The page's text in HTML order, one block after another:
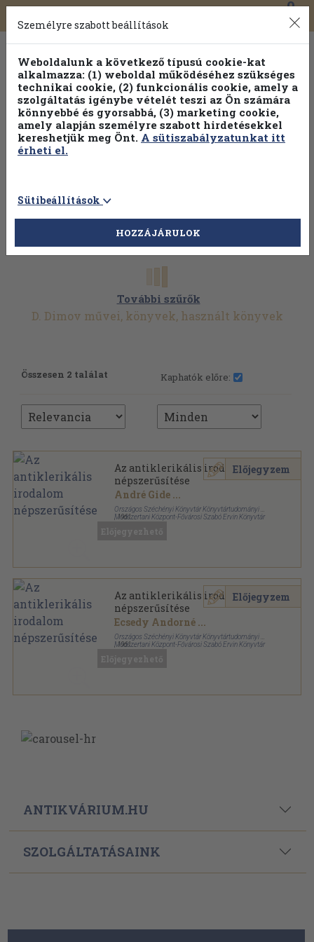
Toggle
navigation
0
További szűrők
D. Dimov művei, könyvek, használt könyvek
Összesen 2 találat Kaphatók előre:
Az antiklerikális irodalom
népszerűsítése
André Gide ...
Országos Széchényi Könyvtár Könyvtártudományi és
Módszertani Központ-Fővárosi Szabó Ervin Könyvtár
,1961
Előjegyzem
Az antiklerikális irodalom
népszerűsítése
Ecsedy Andorné ...
Országos Széchényi Könyvtár Könyvtártudományi és
Módszertani Központ-Fővárosi Szabó Ervin Könyvtár
,1961
Előjegyzem
ANTIKVÁRIUM.HU
SZOLGÁLTATÁSAINK
Személyre szabott beállítások
Weboldalunk a következő típusú cookie-kat
alkalmazza: (1) weboldal működéséhez szükséges
technikai cookie, (2) funkcionális cookie, amely a
szolgáltatás igénybe vételét teszi az Ön számára
könnyebbé és gyorsabbá, (3) marketing cookie,
amely alapján személyre szabott hirdetésekkel
kereshetjük meg Önt. A sütiszabályzatunkat itt
érheti el.
Sütibeállítások
HOZZÁJÁRULOK